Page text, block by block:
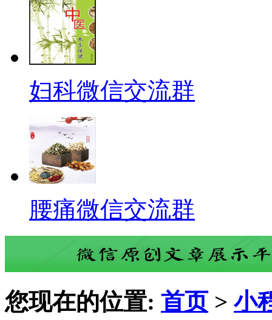
妇科微信交流群
腰痛微信交流群
您现在的位置: 首页 >小